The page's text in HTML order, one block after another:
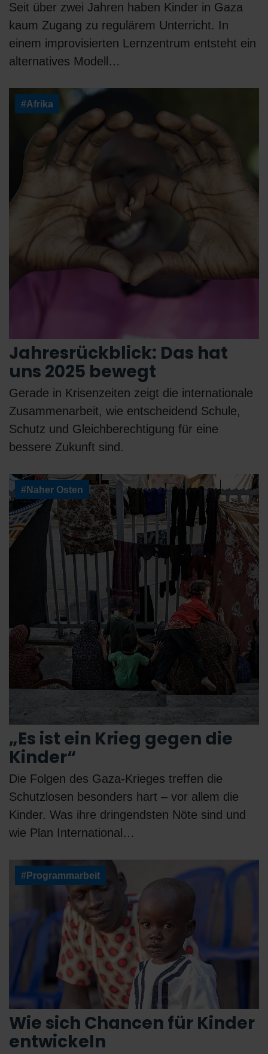
Seit über zwei Jahren haben Kinder in Gaza
kaum Zugang zu regulärem Unterricht. In
einem improvisierten Lernzentrum entsteht ein
alternatives Modell…
#Afrika
Jahresrückblick: Das hat
uns 2025 bewegt
Gerade in Krisenzeiten zeigt die internationale
Zusammenarbeit, wie entscheidend Schule,
Schutz und Gleichberechtigung für eine
bessere Zukunft sind.
#Naher Osten
„Es ist ein Krieg gegen die
Kinder“
Die Folgen des Gaza-Krieges treffen die
Schutzlosen besonders hart – vor allem die
Kinder. Was ihre dringendsten Nöte sind und
wie Plan International…
#Programmarbeit
Wie sich Chancen für Kinder
entwickeln